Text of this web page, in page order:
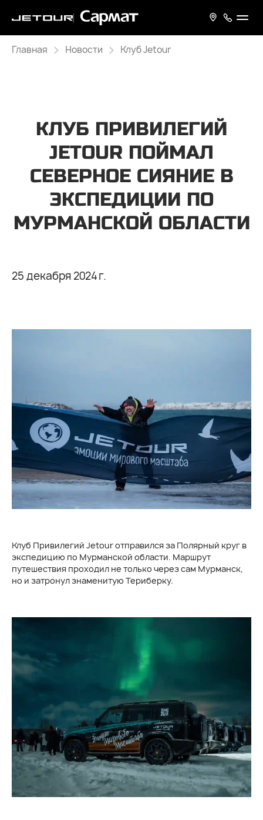
Главная Новости Клуб Jetour
КЛУБ ПРИВИЛЕГИЙ
JETOUR ПОЙМАЛ
СЕВЕРНОЕ СИЯНИЕ В
ЭКСПЕДИЦИИ ПО
МУРМАНСКОЙ ОБЛАСТИ
25 декабря 2024 г.
Клуб Привилегий Jetour отправился за Полярный круг в
экспедицию по Мурманской области. Маршрут
путешествия проходил не только через сам Мурманск,
но и затронул знаменитую Териберку.